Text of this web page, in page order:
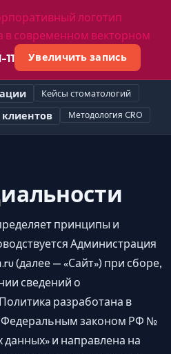
Увеличить запись
Кейсы стоматологий
клиентов Методология CRO
принципы и
Администрация
(далее — «Сайт») при сборе,
сведений о
разработана в
Федеральным законом РФ №
и направлена на